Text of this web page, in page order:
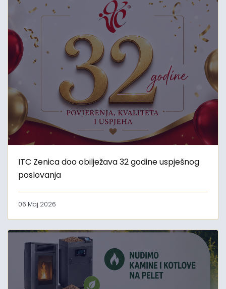
ITC Zenica doo obilježava 32 godine uspješnog
poslovanja
06 Maj 2026